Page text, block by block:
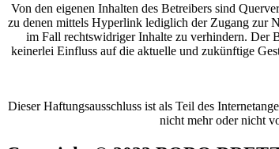
Von den eigenen Inhalten des Betreibers sind
zu denen mittels Hyperlink lediglich der Zugang zur
im Fall rechtswidriger Inhalte zu verhindern. Der
keinerlei Einfluss auf die aktuelle und zukünftige
Dieser Haftungsausschluss ist als Teil des
nicht mehr oder nicht